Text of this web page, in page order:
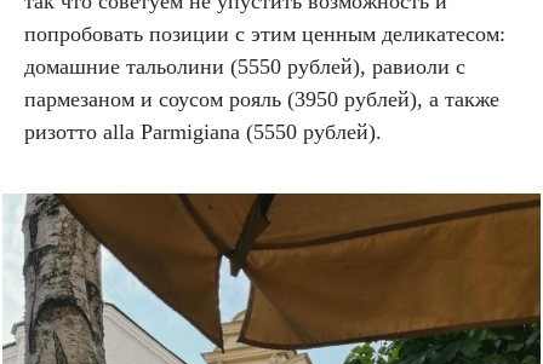
попробовать позиции с этим ценным деликатесом:
домашние тальолини (5550 рублей), равиоли с
пармезаном и соусом рояль (3950 рублей), а также
ризотто alla Parmigiana (5550 рублей).